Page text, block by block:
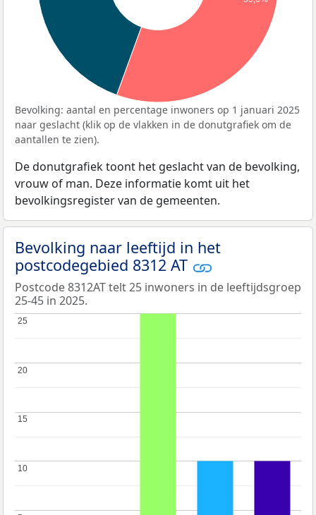
Bevolking: aantal en percentage inwoners op 1 januari 2025
naar geslacht (klik op de vlakken in de donutgrafiek om de
aantallen te zien).
De donutgrafiek toont het geslacht van de bevolking,
vrouw of man. Deze informatie komt uit het
bevolkingsregister van de gemeenten.
Bevolking naar leeftijd in het
postcodegebied 8312 AT
Postcode 8312AT telt 25 inwoners in de leeftijdsgroep
25-45 in 2025.
10
10
15
15
20
20
25
25